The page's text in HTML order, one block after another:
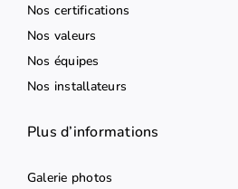
Nos certifications
Nos valeurs
Nos équipes
Nos installateurs
Plus d’informations
Galerie photos